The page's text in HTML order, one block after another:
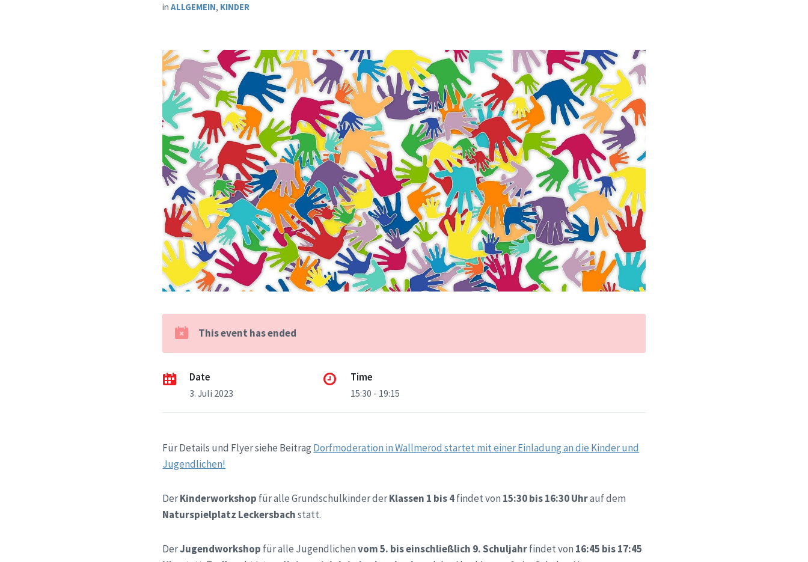
inALLGEMEIN, KINDER
This event has ended
Date
3. Juli 2023
Time
15:30 - 19:15
Für Details und Flyer siehe Beitrag Dorfmoderation in Wallmerod startet mit einer Einladung an die Kinder und
Jugendlichen!
DerKinderworkshop für alle Grundschulkinder derKlassen 1 bis 4findet von 15:30 bis 16:30 Uhrauf dem
Naturspielplatz Leckersbachstatt.
DerJugendworkshop für alle Jugendlichenvom 5. bis einschließlich 9. Schuljahrfindet von 16:45 bis 17:45